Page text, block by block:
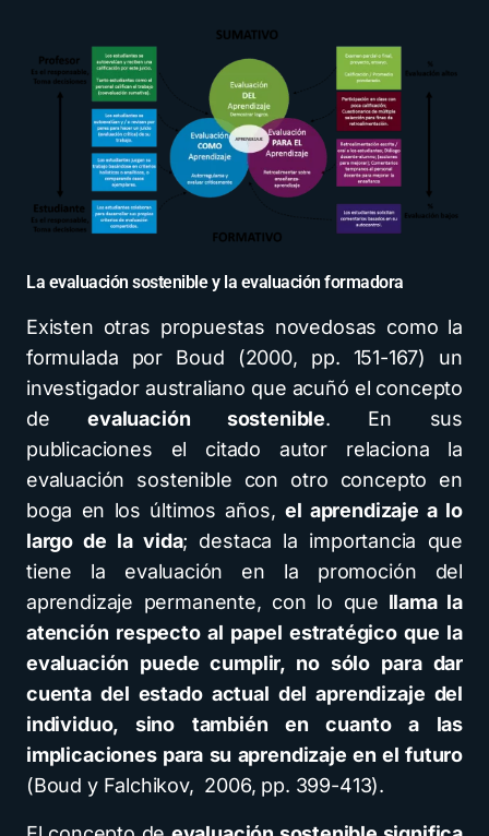
La evaluación sostenible y la evaluación formadora
Existen otras propuestas novedosas como la
formulada por Boud (2000, pp. 151-167) un
investigador australiano que acuñó el concepto
deevaluación sostenible. En sus
publicaciones el citado autor relaciona la
evaluación sostenible con otro concepto en
boga en los últimos años, el aprendizaje a lo
largo de la vida; destaca la importancia que
tiene la evaluación en la promoción del
aprendizaje permanente, con lo que llama la
atención respecto al papel estratégico que la
evaluación puede cumplir, no sólo para dar
cuenta del estado actual del aprendizaje del
individuo, sino también en cuanto a las
implicaciones para su aprendizaje en el futuro
(Boud y Falchikov, 2006, pp. 399-413).